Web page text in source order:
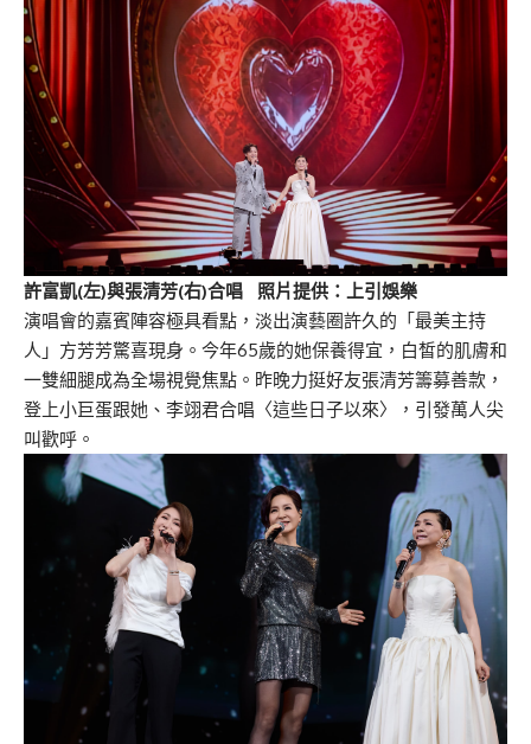
許富凱(左)與張清芳(右)合唱 照片提供：上引娛樂
演唱會的嘉賓陣容極具看點，淡出演藝圈許久的「最美主持
人」方芳芳驚喜現身。今年65歲的她保養得宜，白皙的肌膚和
一雙細腿成為全場視覺焦點。昨晚力挺好友張清芳籌募善款，
登上小巨蛋跟她、李翊君合唱〈這些日子以來〉，引發萬人尖
叫歡呼。